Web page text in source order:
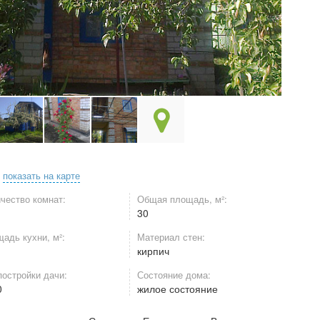
показать на карте
комнат:
Общая площадь, м²:
30
кухни, м²: Материал стен:
кирпич
дачи: Состояние дома:
жилое состояние